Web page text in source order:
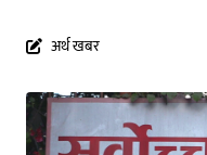
अर्थ खबर